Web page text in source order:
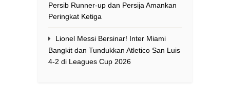
Persib Runner-up dan Persija Amankan
Peringkat Ketiga
Lionel Messi Bersinar! Inter Miami
Bangkit dan Tundukkan Atletico San Luis
4-2 di Leagues Cup 2026